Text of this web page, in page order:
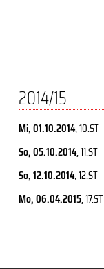
2014/15
Mi, 01.10.2014, 10.ST
So, 05.10.2014, 11.ST
So, 12.10.2014, 12.ST
Mo, 06.04.2015, 17.ST